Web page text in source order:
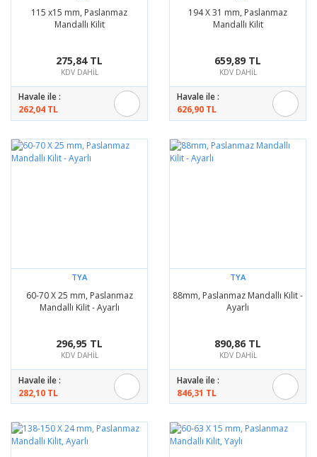
115 x15 mm, Paslanmaz
Mandallı Kilit
275,84 TL
KDV DAHİL
Havale ile :
262,04 TL
194 X 31 mm, Paslanmaz
Mandallı Kilit
659,89 TL
KDV DAHİL
Havale ile :
626,90 TL
TYA
60-70 X 25 mm, Paslanmaz
Mandallı Kilit - Ayarlı
296,95 TL
KDV DAHİL
Havale ile :
282,10 TL
TYA
88mm, Paslanmaz Mandallı Kilit -
Ayarlı
890,86 TL
KDV DAHİL
Havale ile :
846,31 TL